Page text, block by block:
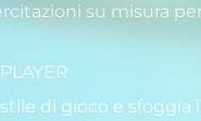
su misura
di gioco e sfoggia